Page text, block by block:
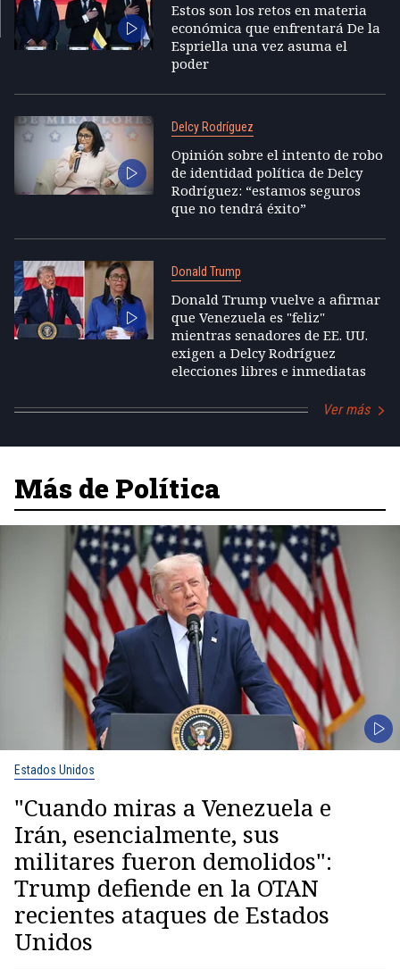
Estos son los retos en materia
económica que enfrentará De la
Espriella una vez asuma el
poder
Delcy Rodríguez
Opinión sobre el intento de robo
de identidad política de Delcy
Rodríguez: “estamos seguros
que no tendrá éxito”
Donald Trump
Donald Trump vuelve a afirmar
que Venezuela es "feliz"
mientras senadores de EE. UU.
exigen a Delcy Rodríguez
elecciones libres e inmediatas
Ver más
Más de Política
Estados Unidos
"Cuando miras a Venezuela e
Irán, esencialmente, sus
militares fueron demolidos":
Trump defiende en la OTAN
recientes ataques de Estados
Unidos